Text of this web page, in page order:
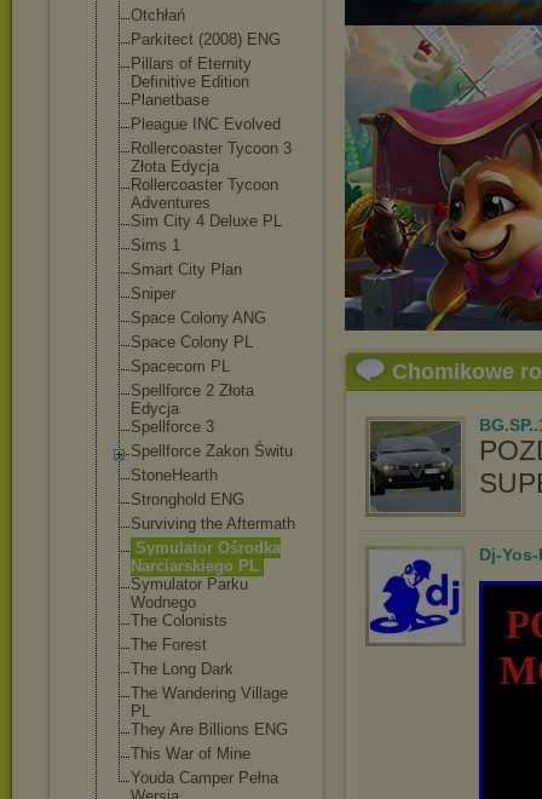
Otchłań
Parkitect (2008) ENG
Pillars of Eternity
Definitive Edition
Planetbase
Pleague INC Evolved
Rollercoaster Tycoon 3
Złota Edycja
Rollercoaster Tycoon
Adventures
Sim City 4 Deluxe PL
Sims 1
Smart City Plan
Sniper
Space Colony ANG
Space Colony PL
Spacecom PL
Spellforce 2 Złota
Edycja
Spellforce 3
Spellforce Zakon Świtu
StoneHearth
Stronghold ENG
Surviving the Aftermath
Symulator Ośrodka
Narciarskiego PL
Symulator Parku
Wodnego
The Colonists
The Forest
The Long Dark
The Wandering Village
PL
They Are Billions ENG
This War of Mine
Youda Camper Pełna
Chomikowe
Dj-Yos-